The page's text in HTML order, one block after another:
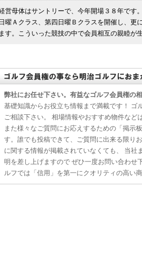
営母体はサントリーで、今年開場３８年です
曜Ａクラス、第四日曜Ｂクラスを開催し、更
す。こういった競技の中で会員相互の親睦が
弊社にお任せ下さい。有益なゴルフ会員権の
基礎知識からお役立ち情報まで満載です！ ゴ
ご相談下さい。 相場情報やおすすめ物件など
また様々なご質問にお応えするための「掲示
す。誰でも投稿できて、ご質問に出来る限り
に関する情報が掲載されていなくても、 当
明を差し上げますので ぜひ一度お問い合わせ
ルフでは「信用」を第一にクオリティの高い